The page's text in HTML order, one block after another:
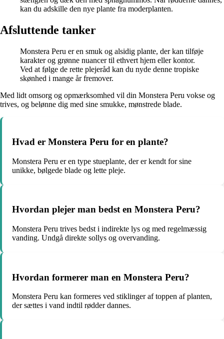
kan du adskille den nye plante fra moderplanten.
Afsluttende tanker
Monstera Peru er en smuk og alsidig plante, der kan tilføje
karakter og grønne nuancer til ethvert hjem eller kontor.
Ved at følge de rette plejeråd kan du nyde denne tropiske
skønhed i mange år fremover.
Med lidt omsorg og opmærksomhed vil din Monstera Peru vokse og
trives, og belønne dig med sine smukke, mønstrede blade.
Hvad er Monstera Peru for en plante?
Monstera Peru er en type stueplante, der er kendt for sine
unikke, bølgede blade og lette pleje.
Hvordan plejer man bedst en Monstera Peru?
Monstera Peru trives bedst i indirekte lys og med regelmæssig
vanding. Undgå direkte sollys og overvanding.
Hvordan formerer man en Monstera Peru?
Monstera Peru kan formeres ved stiklinger af toppen af planten,
der sættes i vand indtil rødder dannes.